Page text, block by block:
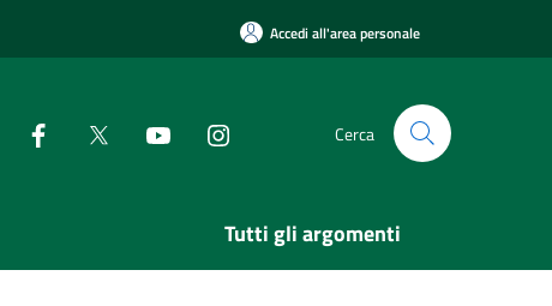
Accedi all'area personale
Cerca
Tutti gli argomenti